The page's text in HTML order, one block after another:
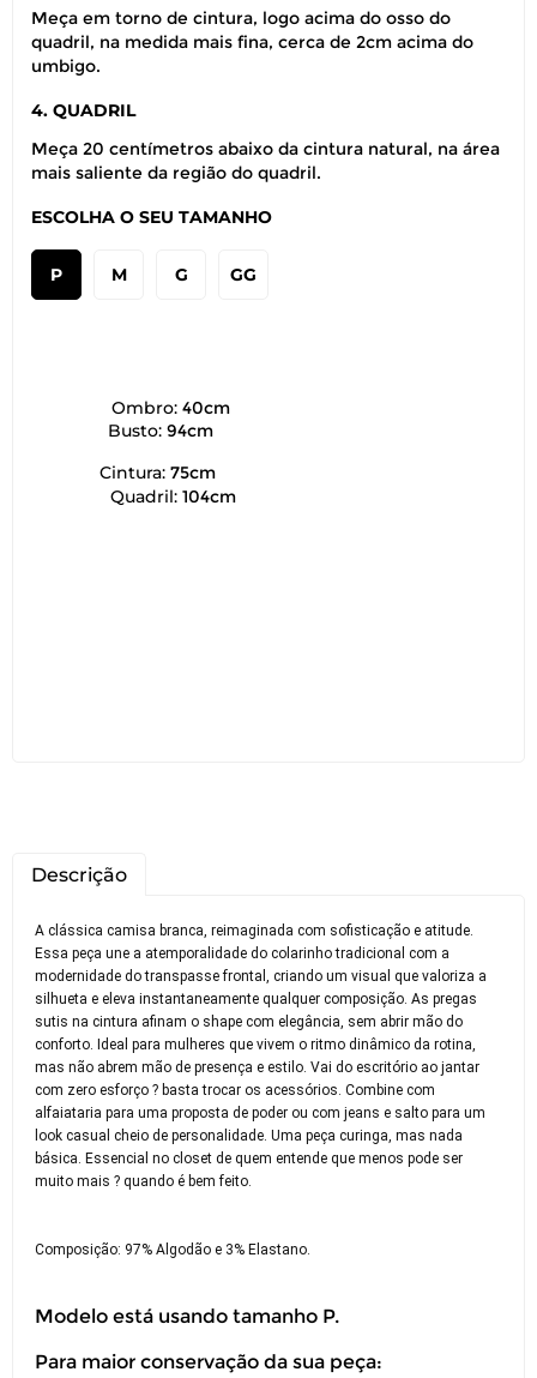
Meça em torno de cintura, logo acima do osso do
quadril, na medida mais fina, cerca de 2cm acima do
umbigo.
4. QUADRIL
Meça 20 centímetros abaixo da cintura natural, na área
mais saliente da região do quadril.
ESCOLHA O SEU TAMANHO
P M G GG
Ombro: 40cm
Busto: 94cm
Cintura: 75cm
Quadril: 104cm
Descrição
A clássica camisa branca, reimaginada com sofisticação e atitude.
Essa peça une a atemporalidade do colarinho tradicional com a
modernidade do transpasse frontal, criando um visual que valoriza a
silhueta e eleva instantaneamente qualquer composição. As pregas
sutis na cintura afinam o shape com elegância, sem abrir mão do
conforto. Ideal para mulheres que vivem o ritmo dinâmico da rotina,
mas não abrem mão de presença e estilo. Vai do escritório ao jantar
com zero esforço ? basta trocar os acessórios. Combine com
alfaiataria para uma proposta de poder ou com jeans e salto para um
look casual cheio de personalidade. Uma peça curinga, mas nada
básica. Essencial no closet de quem entende que menos pode ser
muito mais ? quando é bem feito.
Composição: 97% Algodão e 3% Elastano.
Modelo está usando tamanho P.
Para maior conservação da sua peça: